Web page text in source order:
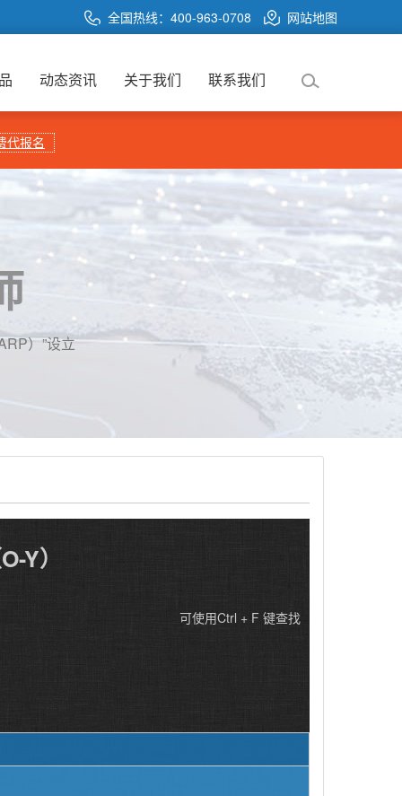
全国热线：400-963-0708 网站地图
动态资讯 关于我们 联系我们
代报名
）”设立
Y）
可使用Ctrl + F 键查找